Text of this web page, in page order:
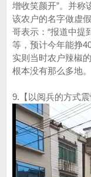
增收笑颜开”。并称
该农户的名字做虚
哥表示：“报道中提
等，预计今年能挣
实则当时农户辣椒
根本没有那么多地。
9.【以阅兵的方式震